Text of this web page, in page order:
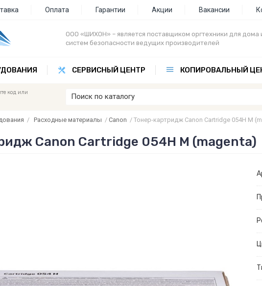
Оплата Гарантии Акции Вакансии
ООО «ШИХОН» – является поставщиком оргтехники для дома
систем безопасности ведущих производителей
СЕРВИСНЫЙ ЦЕНТР КОПИРОВАЛЬНЫЙ
код или
/ Расходные материалы / Canon / Тонер-картридж Canon Cartridge 054H M
Canon Cartridge 054H M (magenta)